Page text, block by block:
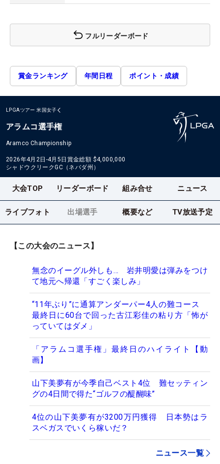
フルリーダーボード
賞金ランキング 年間日程 ポイント・成績
LPGAツアー 米国女子
アラムコ選手権
Aramco Championship
2026年4月2日-4月5日 賞金総額 $4,000,000
シャドウクリークGC（ネバダ州）
大会TOP リーダーボード 組み合せ ニュース
ライブフォト 出場選手 概要など TV放送予定
【この大会のニュース】
無念のイーグル外しも… 岩井明愛は弾みをつけ
て地元へ帰還「すごく楽しみ」
“11年ぶり”に通算アンダーパー4人の難コース
最終日に60台で回った古江彩佳の粘り方「怖が
っていてはダメ」
「アラムコ選手権」最終日のハイライト【動
画】
山下美夢有が今季自己ベスト4位 難セッティン
グの4日間で得た“ゴルフの醍醐味”
4位の山下美夢有が3200万円獲得 日本勢はラ
スベガスでいくら稼いだ？
ニュース一覧